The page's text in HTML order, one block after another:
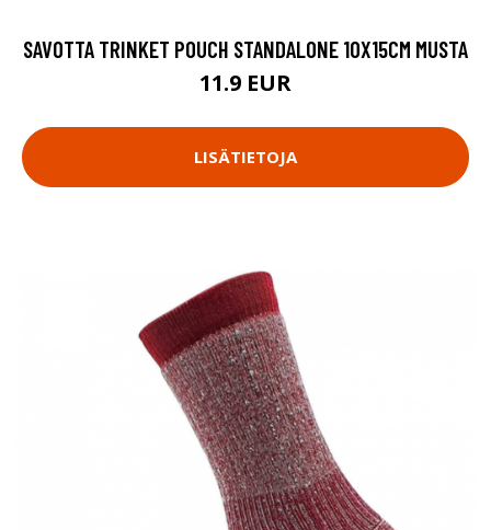
SAVOTTA TRINKET POUCH STANDALONE 10X15CM MUSTA
11.9 EUR
LISÄTIETOJA